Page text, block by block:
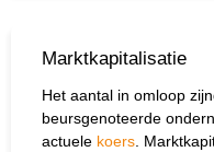
Marktkapitalisatie
Het aantal in omloop
beursgenoteerde
actuele koers .